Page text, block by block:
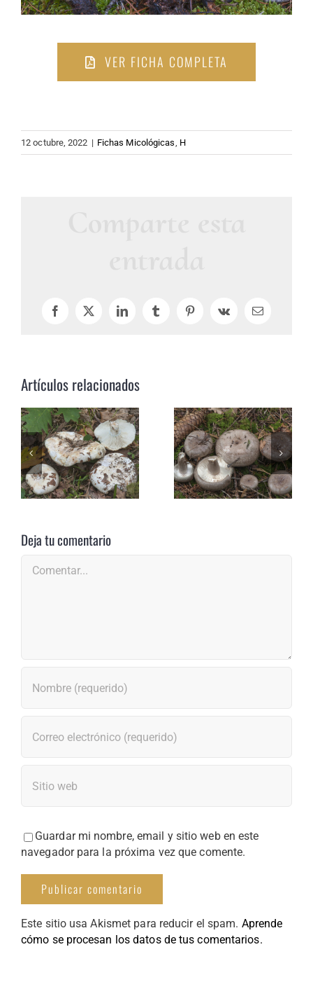
VER FICHA COMPLETA
12 octubre, 2022 | Fichas Micológicas, H
Facebook
X LinkedInTumblrPinterestVk
Correo
Artículos relacionados
Deja tu comentario
Guardar mi nombre, email y sitio web en este
navegador para la próxima vez que comente.
Este sitio usa Akismet para reducir el spam. Aprende
cómo se procesan los datos de tus comentarios.